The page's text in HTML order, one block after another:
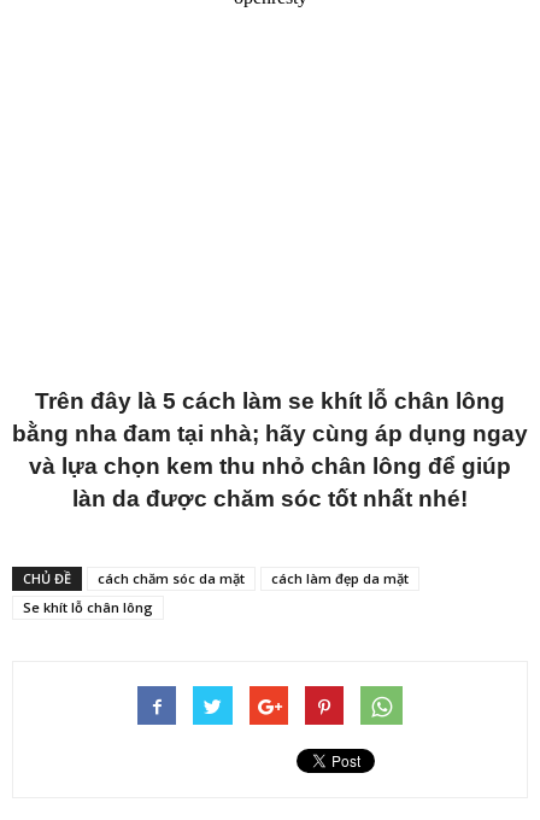
Trên đây là 5 cách làm se khít lỗ chân lông
bằng nha đam tại nhà; hãy cùng áp dụng ngay
và lựa chọn kem thu nhỏ chân lông để giúp
làn da được chăm sóc tốt nhất nhé!
CHỦ ĐỀ cách chăm sóc da mặt
cách làm đẹp da mặt
Se khít lỗ chân lông